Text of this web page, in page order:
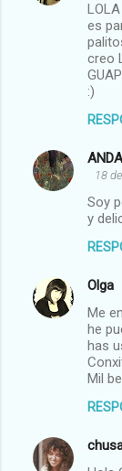
es
creo
:)
18
Soy
y
Olga
Me
he
has
Mil